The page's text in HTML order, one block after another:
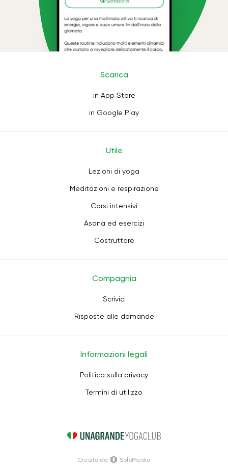
Scarica
in App Store
in Google Play
Utile
Lezioni di yoga
Meditazioni e respirazione
Corsi intensivi
Asana ed esercizi
Costruttore
Compagnia
Scrivici
Risposte alle domande
Informazioni legali
Politica sulla privacy
Termini di utilizzo
Creato da SoloMedia